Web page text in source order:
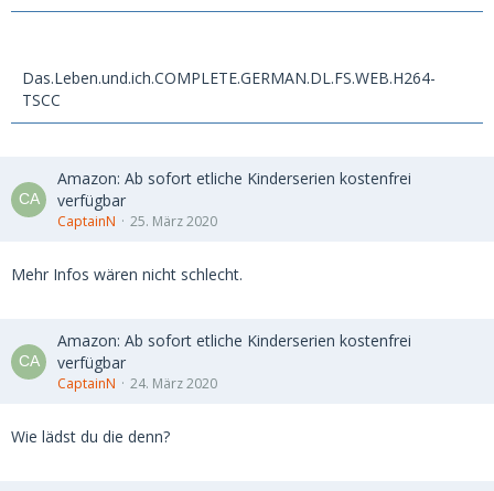
Das.Leben.und.ich.COMPLETE.GERMAN.DL.FS.WEB.H264-
TSCC
Amazon: Ab sofort etliche Kinderserien kostenfrei
verfügbar
CaptainN 25. März 2020
Mehr Infos wären nicht schlecht.
Amazon: Ab sofort etliche Kinderserien kostenfrei
verfügbar
CaptainN 24. März 2020
Wie lädst du die denn?